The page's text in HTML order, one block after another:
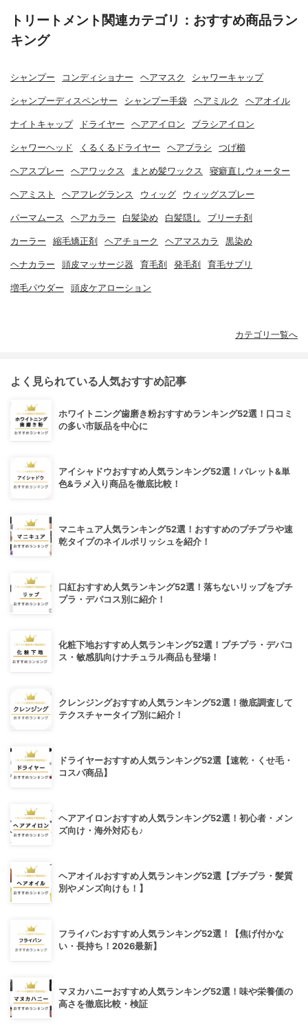
トリートメント関連カテゴリ：おすすめ商品ラン
キング
シャンプー コンディショナー ヘアマスク シャワーキャップ
シャンプーディスペンサー シャンプー手袋 ヘアミルク ヘアオイル
ナイトキャップ ドライヤー ヘアアイロン ブラシアイロン
シャワーヘッド くるくるドライヤー ヘアブラシ つげ櫛
ヘアスプレー ヘアワックス まとめ髪ワックス 寝癖直しウォーター
ヘアミスト ヘアフレグランス ウィッグ ウィッグスプレー
パーマムース ヘアカラー 白髪染め 白髪隠し ブリーチ剤
カーラー 縮毛矯正剤 ヘアチョーク ヘアマスカラ 黒染め
ヘナカラー 頭皮マッサージ器 育毛剤 発毛剤 育毛サプリ
増毛パウダー 頭皮ケアローション
カテゴリ一覧へ
よく見られている人気おすすめ記事
ホワイトニング歯磨き粉おすすめランキング52選！口コミ
の多い市販品を中心に
アイシャドウおすすめ人気ランキング52選！パレット&単
色&ラメ入り商品を徹底比較！
マニキュア人気ランキング52選！おすすめのプチプラや速
乾タイプのネイルポリッシュを紹介！
口紅おすすめ人気ランキング52選！落ちないリップをプチ
プラ・デパコス別に紹介！
化粧下地おすすめ人気ランキング52選！プチプラ・デパコ
ス・敏感肌向けナチュラル商品も登場！
クレンジングおすすめ人気ランキング52選！徹底調査して
テクスチャータイプ別に紹介！
ドライヤーおすすめ人気ランキング52選【速乾・くせ毛・
コスパ商品】
ヘアアイロンおすすめ人気ランキング52選！初心者・メン
ズ向け・海外対応も♪
ヘアオイルおすすめ人気ランキング52選【プチプラ・髪質
別やメンズ向けも！】
フライパンおすすめ人気ランキング52選！【焦げ付かな
い・長持ち！2026最新】
マヌカハニーおすすめ人気ランキング52選！味や栄養価の
高さを徹底比較・検証